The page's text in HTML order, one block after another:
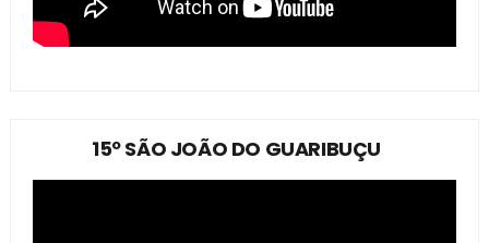
15º SÃO JOÃO DO GUARIBUÇU